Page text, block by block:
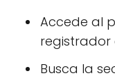
Accede al
registrador
Busca la